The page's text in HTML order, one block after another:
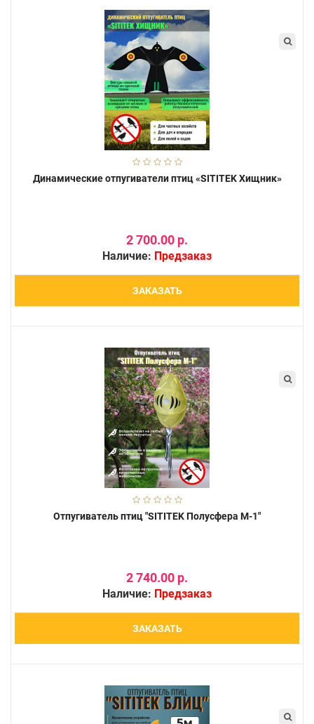
Динамические отпугиватели птиц «SITITEK Хищник»
2 700.00 р.
Наличие: Предзаказ
ЗАКАЗАТЬ
Отпугиватель птиц "SITITEK Полусфера М-1"
2 740.00 р.
Наличие: Предзаказ
ЗАКАЗАТЬ